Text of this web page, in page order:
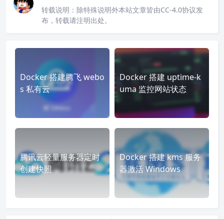
转载说明： 除特殊说明外本站文章皆由CC-4.0协议发
布，转载请注明出处。
Docker 搭建腾飞 webo
s 私有云
Docker 搭建 uptime-k
uma 监控网站状态
腾讯云轻量服务器定时
创建快照
Docker 搭建 kms 服务
器激活 Windows